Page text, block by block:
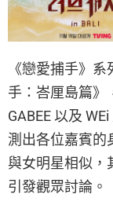
《戀愛捕手》
手：峇厘島篇》
GABEE 以及
測出各位嘉賓的
與女明星相似，
引發觀眾討論。